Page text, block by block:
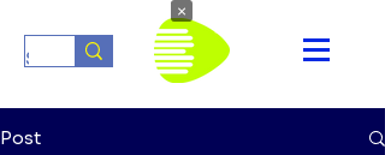
Post
×